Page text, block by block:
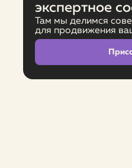
экспертное
Там мы делимся
для продвижения